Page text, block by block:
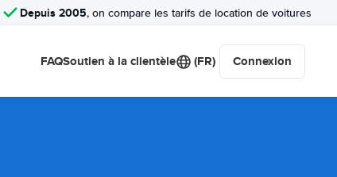
Depuis 2005, on compare les tarifs de location de voitures
FAQSoutien à la clientèle (FR) Connexion